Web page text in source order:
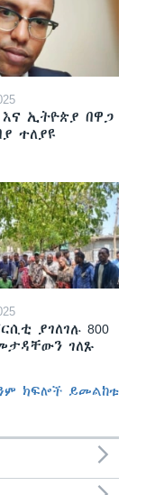
ኢትዮጵያ በዋጋ
ተለያዩ
ያገለገሉ 800
ገለጹ
ክፍሎች ይመልከቱ